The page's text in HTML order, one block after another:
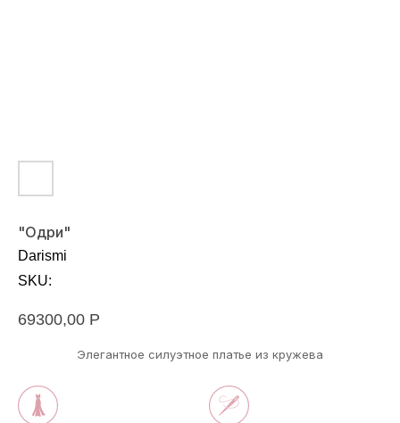
"Одри"
Darismi
SKU:
69300,00 Р
Элегантное силуэтное платье из кружева